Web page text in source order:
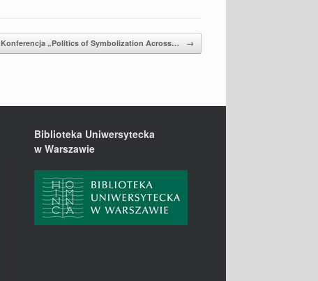
Konferencja „Politics of Symbolization Across… →
Biblioteka Uniwersytecka
w Warszawie